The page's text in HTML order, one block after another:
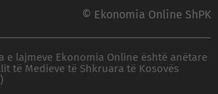
© Ekonomia Online ShPK
e lajmeve Ekonomia Online është anëtare
të Medieve të Shkruara të Kosovës